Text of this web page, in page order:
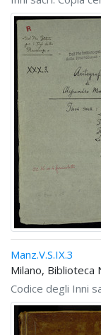
Manz.V.S.IX.3
Milano, Biblioteca
Codice degli Inni